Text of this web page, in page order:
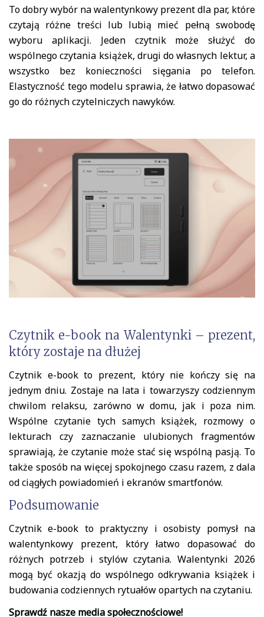
To dobry wybór na walentynkowy prezent dla par, które
czytają różne treści lub lubią mieć pełną swobodę
wyboru aplikacji. Jeden czytnik może służyć do
wspólnego czytania książek, drugi do własnych lektur, a
wszystko bez konieczności sięgania po telefon.
Elastyczność tego modelu sprawia, że łatwo dopasować
go do różnych czytelniczych nawyków.
Czytnik e-book na Walentynki – prezent,
który zostaje na dłużej
Czytnik e-book to prezent, który nie kończy się na
jednym dniu. Zostaje na lata i towarzyszy codziennym
chwilom relaksu, zarówno w domu, jak i poza nim.
Wspólne czytanie tych samych książek, rozmowy o
lekturach czy zaznaczanie ulubionych fragmentów
sprawiają, że czytanie może stać się wspólną pasją. To
także sposób na więcej spokojnego czasu razem, z dala
od ciągłych powiadomień i ekranów smartfonów.
Podsumowanie
Czytnik e-book to praktyczny i osobisty pomysł na
walentynkowy prezent, który łatwo dopasować do
różnych potrzeb i stylów czytania. Walentynki 2026
mogą być okazją do wspólnego odkrywania książek i
budowania codziennych rytuałów opartych na czytaniu.
Sprawdź nasze media społecznościowe!